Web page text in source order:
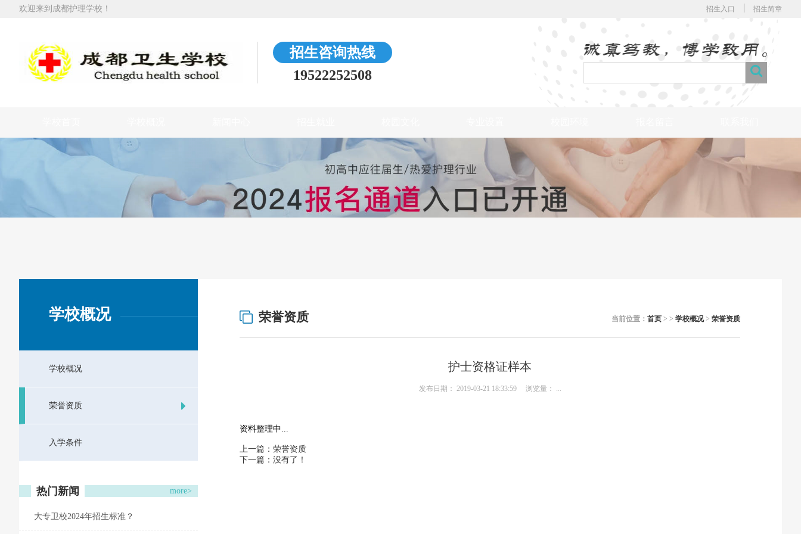
欢迎来到成都护理学校！ 招生入口 招生简章
招生咨询热线
19522252508
学校概况
学校概况
荣誉资质
入学条件
热门新闻 more>
大专卫校2024年招生标准？
荣誉资质 当前位置： 首页 > > 学校概况> 荣誉资质
护士资格证样本
发布日期： 2019-03-21 18:33:59 浏览量： ...
资料整理中...
上一篇：荣誉资质
下一篇：没有了！